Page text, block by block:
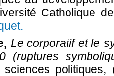
Catholique
Le corporatif et le
(ruptures
sciences